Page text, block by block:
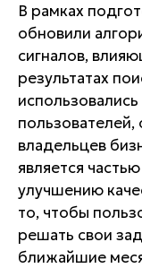
В рамках
обновили
сигналов,
результатах
владельцев
является
улучшению
то, чтобы
решать свои
ближайшие